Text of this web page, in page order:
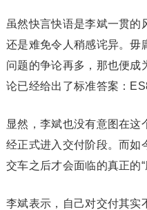
虽然快言快语是李斌一贯的
还是难免令人稍感诧异。毋
问题的争论再多，那也便成
论已经给出了标准答案：
显然，李斌也没有意图在这
经正式进入交付阶段。而如
交车之后才会面临的真正的“
李斌表示，自己对交付其实